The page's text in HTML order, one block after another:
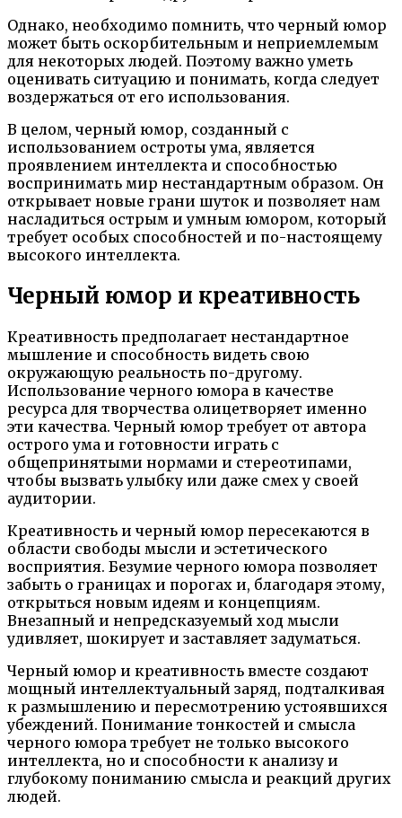
Однако, необходимо помнить, что черный юмор
может быть оскорбительным и неприемлемым
для некоторых людей. Поэтому важно уметь
оценивать ситуацию и понимать, когда следует
воздержаться от его использования.
В целом, черный юмор, созданный с
использованием остроты ума, является
проявлением интеллекта и способностью
воспринимать мир нестандартным образом. Он
открывает новые грани шуток и позволяет нам
насладиться острым и умным юмором, который
требует особых способностей и по-настоящему
высокого интеллекта.
Черный юмор и креативность
Креативность предполагает нестандартное
мышление и способность видеть свою
окружающую реальность по-другому.
Использование черного юмора в качестве
ресурса для творчества олицетворяет именно
эти качества. Черный юмор требует от автора
острого ума и готовности играть с
общепринятыми нормами и стереотипами,
чтобы вызвать улыбку или даже смех у своей
аудитории.
Креативность и черный юмор пересекаются в
области свободы мысли и эстетического
восприятия. Безумие черного юмора позволяет
забыть о границах и порогах и, благодаря этому,
открыться новым идеям и концепциям.
Внезапный и непредсказуемый ход мысли
удивляет, шокирует и заставляет задуматься.
Черный юмор и креативность вместе создают
мощный интеллектуальный заряд, подталкивая
к размышлению и пересмотрению устоявшихся
убеждений. Понимание тонкостей и смысла
черного юмора требует не только высокого
интеллекта, но и способности к анализу и
глубокому пониманию смысла и реакций других
людей.